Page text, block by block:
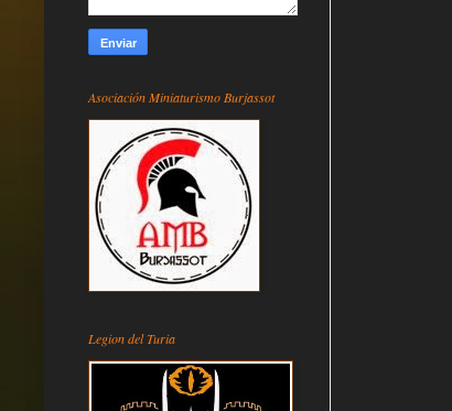
Asociación Miniaturismo Burjassot
Legion del Turia